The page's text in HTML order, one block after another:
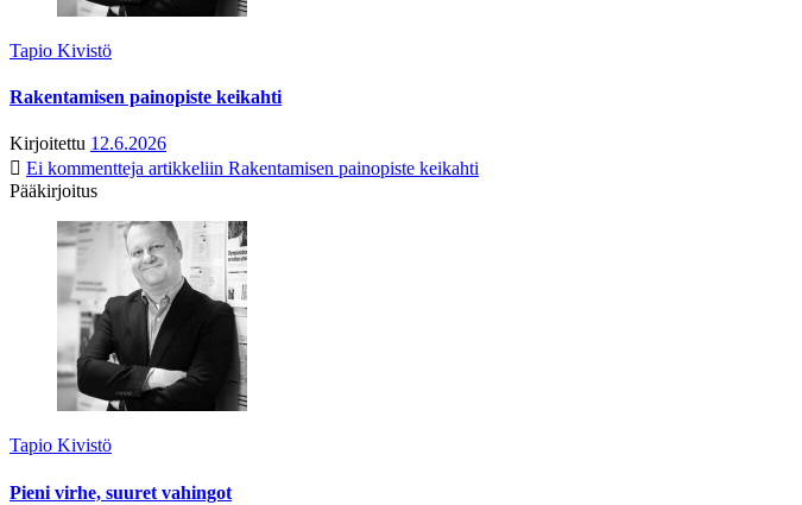
Tapio Kivistö
Rakentamisen painopiste keikahti
Kirjoitettu 12.6.2026
Ei kommentteja artikkeliin Rakentamisen painopiste keikahti
Pääkirjoitus
Tapio Kivistö
Pieni virhe, suuret vahingot